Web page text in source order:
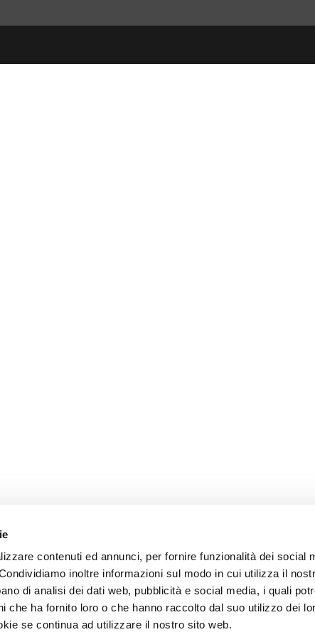
contenuti ed annunci, per fornire funzionalità dei social
inoltre informazioni sul modo in cui utilizza il
di analisi dei dati web, pubblicità e social media, i quali
che ha fornito loro o che hanno raccolto dal suo utilizzo dei
se continua ad utilizzare il nostro sito web.